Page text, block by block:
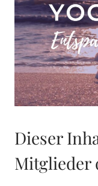
Dieser
Mitglieder